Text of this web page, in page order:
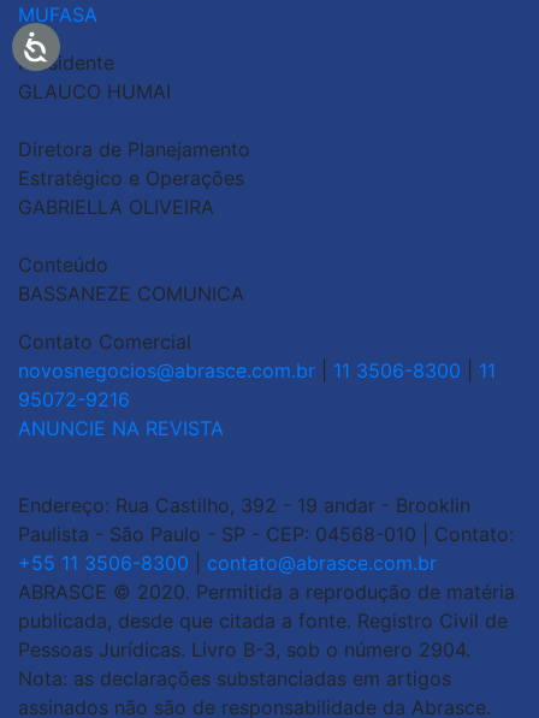
MUFASA
Presidente
GLAUCO HUMAI
Diretora de Planejamento
Estratégico e Operações
GABRIELLA OLIVEIRA
Conteúdo
BASSANEZE COMUNICA
Contato Comercial
novosnegocios@abrasce.com.br
11 3506-8300
11
95072-9216
ANUNCIE NA REVISTA
Endereço: Rua Castilho, 392 - 19 andar - Brooklin
Paulista - São Paulo - SP - CEP: 04568-010 | Contato:
+55 11 3506-8300
contato@abrasce.com.br
ABRASCE © 2020. Permitida a reprodução de matéria
publicada, desde que citada a fonte. Registro Civil de
Pessoas Jurídicas. Livro B-3, sob o número 2904.
Nota: as declarações substanciadas em artigos
assinados não são de responsabilidade da Abrasce.